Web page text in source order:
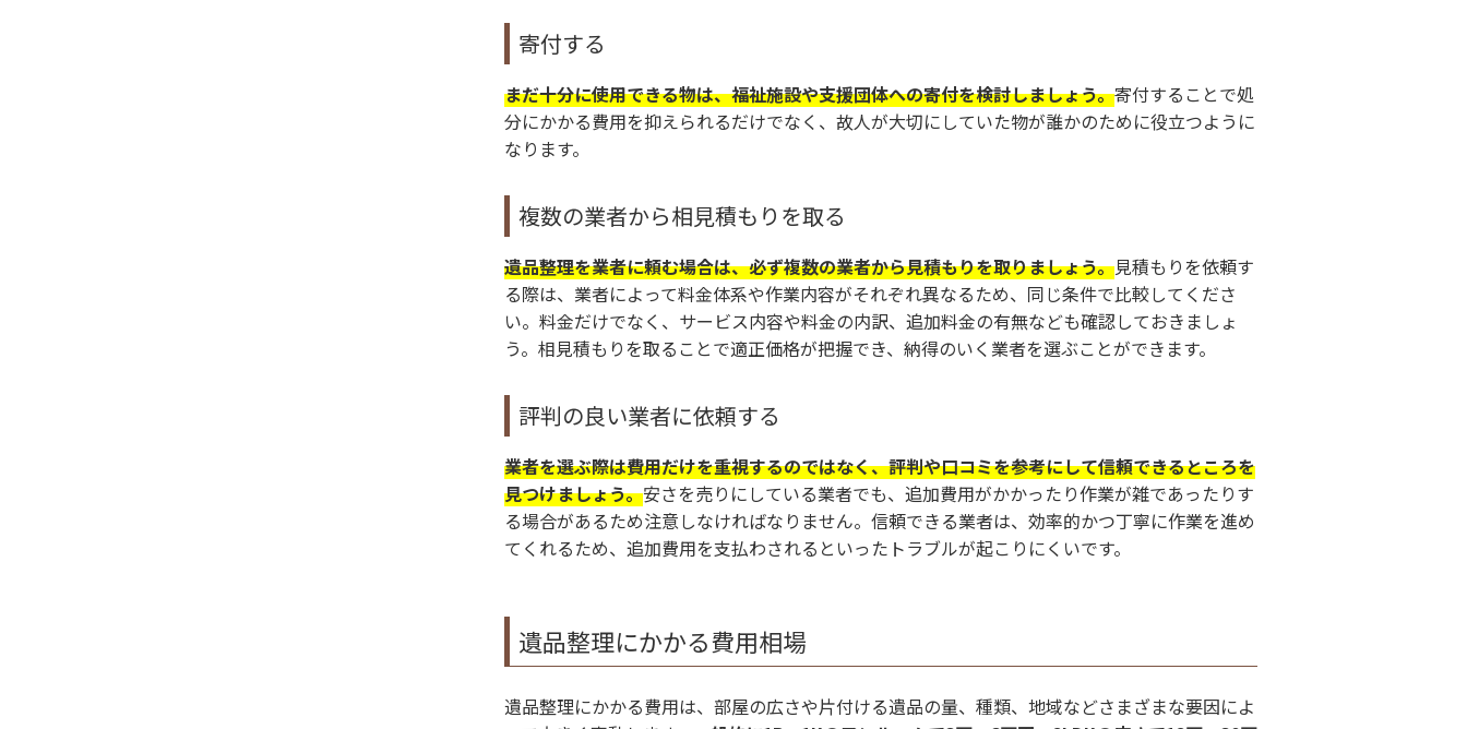
寄付する
まだ十分に使用できる物は、福祉施設や支援団体への寄付を検討しましょう。寄付することで処
分にかかる費用を抑えられるだけでなく、故人が大切にしていた物が誰かのために役立つように
なります。
複数の業者から相見積もりを取る
遺品整理を業者に頼む場合は、必ず複数の業者から見積もりを取りましょう。見積もりを依頼す
る際は、業者によって料金体系や作業内容がそれぞれ異なるため、同じ条件で比較してくださ
い。料金だけでなく、サービス内容や料金の内訳、追加料金の有無なども確認しておきましょ
う。相見積もりを取ることで適正価格が把握でき、納得のいく業者を選ぶことができます。
評判の良い業者に依頼する
業者を選ぶ際は費用だけを重視するのではなく、評判や口コミを参考にして信頼できるところを
見つけましょう。安さを売りにしている業者でも、追加費用がかかったり作業が雑であったりす
る場合があるため注意しなければなりません。信頼できる業者は、効率的かつ丁寧に作業を進め
てくれるため、追加費用を支払わされるといったトラブルが起こりにくいです。
遺品整理にかかる費用相場
遺品整理にかかる費用は、部屋の広さや片付ける遺品の量、種類、地域などさまざまな要因によ